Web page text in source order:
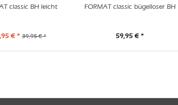
classic BH leicht
€ * 39,95 € *
FORMAT classic bügelloser BH
59,95 € *